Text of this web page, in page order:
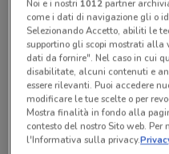
Lunedì n.d.
Martedì n.d.
Mercoledì n.d.
Giovedì n.d.
Venerdì n.d.
Sabato n.d.
Domenica n.d.
069086827
SACROFANO
Tutte le promozioni di
Noi e i nostri 1012partner
come i dati di navigazione gli o
Selezionando Accetto, abiliti le
supportino gli scopi mostrati alla
dati da fornire". Nel caso in cui
disabilitate, alcuni contenuti e
essere rilevanti. Puoi accedere
modificare le tue scelte o per
Mostra finalità in fondo alla
contesto del nostro Sito web.
l'Informativa sulla privacy.